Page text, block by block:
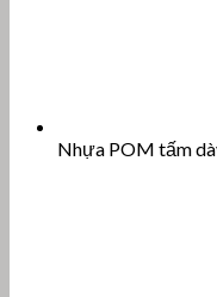
Nhựa POM tấm